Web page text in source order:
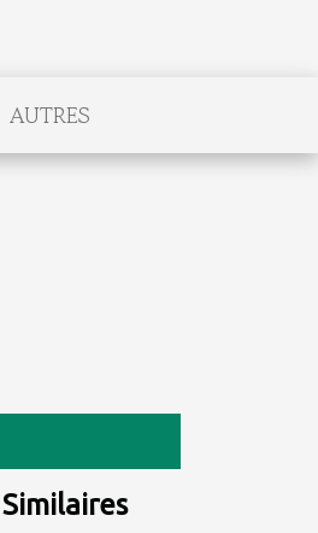
AUTRES